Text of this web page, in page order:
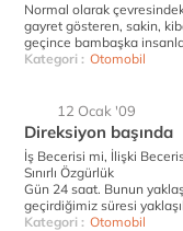
Normal olarak
gayret gösteren, sakin,
geçince bambaşka
Kategori : Otomobil
12 Ocak '09
Direksiyon başında
İş Becerisi mi, İlişki
Sınırlı Özgürlük
Gün 24 saat. Bunun
geçirdiğimiz süresi
Kategori : Otomobil